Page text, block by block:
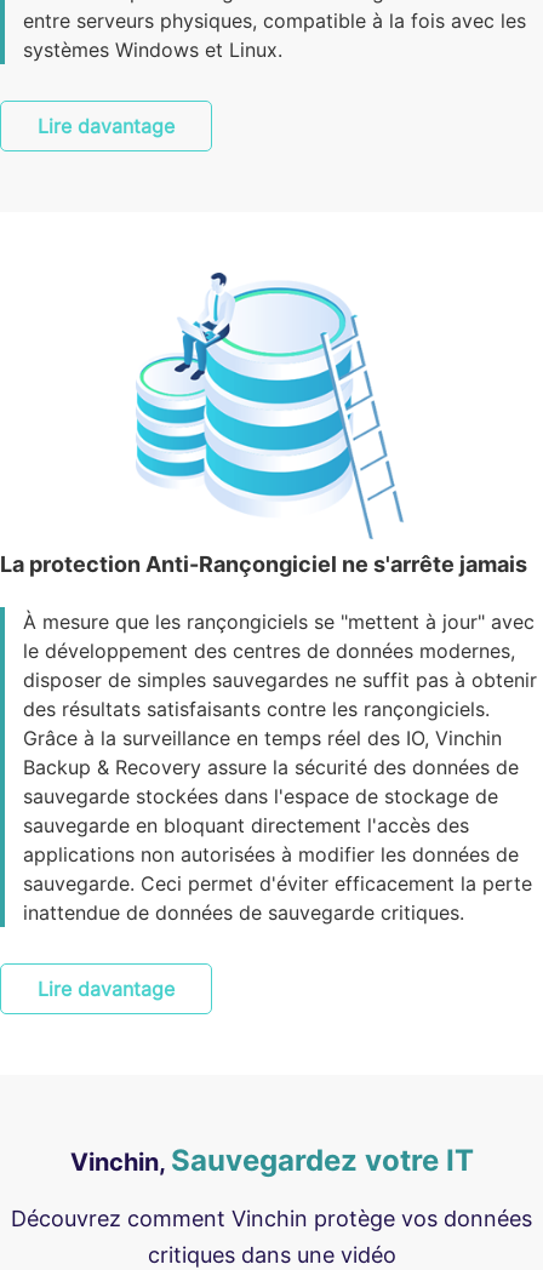
entre serveurs physiques, compatible à la fois avec les
systèmes Windows et Linux.
Lire davantage
La protection Anti-Rançongiciel ne s'arrête jamais
À mesure que les rançongiciels se "mettent à jour" avec
le développement des centres de données modernes,
disposer de simples sauvegardes ne suffit pas à obtenir
des résultats satisfaisants contre les rançongiciels.
Grâce à la surveillance en temps réel des IO, Vinchin
Backup & Recovery assure la sécurité des données de
sauvegarde stockées dans l'espace de stockage de
sauvegarde en bloquant directement l'accès des
applications non autorisées à modifier les données de
sauvegarde. Ceci permet d'éviter efficacement la perte
inattendue de données de sauvegarde critiques.
Lire davantage
Vinchin, Sauvegardez votre IT
Découvrez comment Vinchin protège vos données
critiques dans une vidéo